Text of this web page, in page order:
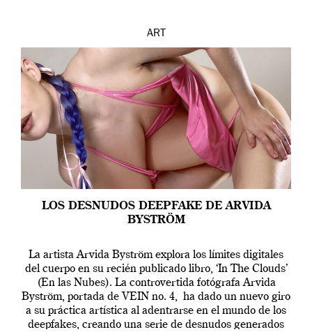
ART
LOS DESNUDOS DEEPFAKE DE ARVIDA
BYSTRÖM
La artista Arvida Byström explora los límites digitales
del cuerpo en su recién publicado libro, ‘In The Clouds’
(En las Nubes). La controvertida fotógrafa Arvida
Byström, portada de VEIN no. 4, ha dado un nuevo giro
a su práctica artística al adentrarse en el mundo de los
deepfakes, creando una serie de desnudos generados